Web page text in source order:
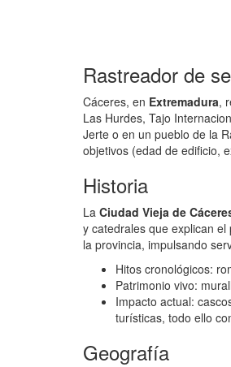
Rastreador de
Cáceres, en Extremadura,
Las Hurdes, Tajo
Jerte o en un pueblo de la
objetivos (edad de edificio,
Historia
La Ciudad Vieja de
y catedrales que explican
la provincia, impulsando
Hitos cronológicos:
Patrimonio vivo:
Impacto actual:
turísticas, todo ello
Geografía